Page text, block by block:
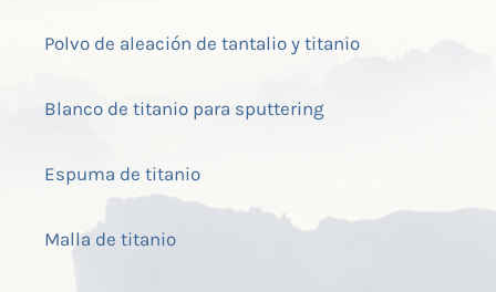
Polvo de aleación de tantalio y titanio
Blanco de titanio para sputtering
Espuma de titanio
Malla de titanio